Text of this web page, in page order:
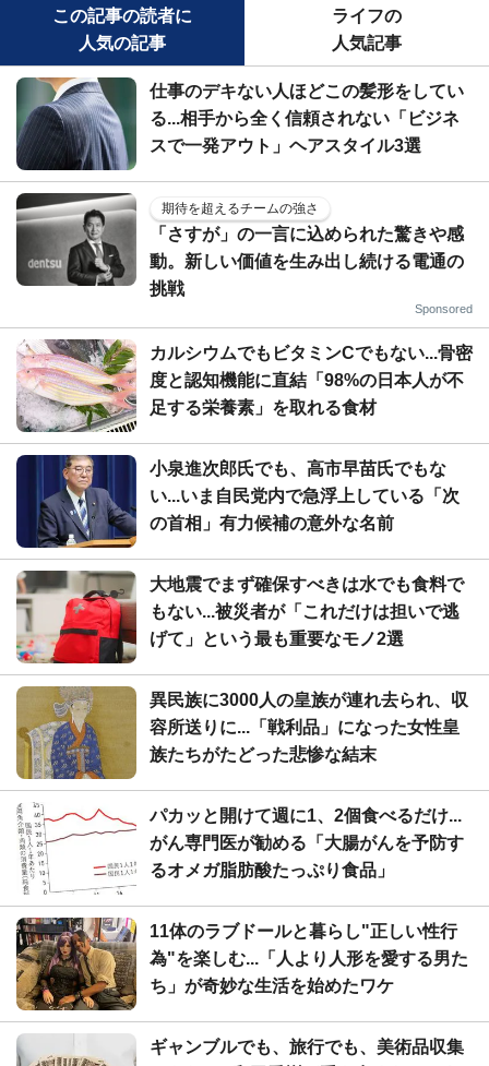
この記事の読者に
人気の記事
ライフの
人気記事
仕事のデキない人ほどこの髪形をしてい
る...相手から全く信頼されない「ビジネ
スで一発アウト」ヘアスタイル3選
期待を超えるチームの強さ
「さすが」の一言に込められた驚きや感
動。新しい価値を生み出し続ける電通の
挑戦
Sponsored
カルシウムでもビタミンCでもない...骨密
度と認知機能に直結「98%の日本人が不
足する栄養素」を取れる食材
小泉進次郎氏でも、高市早苗氏でもな
い...いま自民党内で急浮上している「次
の首相」有力候補の意外な名前
大地震でまず確保すべきは水でも食料で
もない...被災者が「これだけは担いで逃
げて」という最も重要なモノ2選
異民族に3000人の皇族が連れ去られ、収
容所送りに...「戦利品」になった女性皇
族たちがたどった悲惨な結末
パカッと開けて週に1、2個食べるだけ...
がん専門医が勧める「大腸がんを予防す
るオメガ脂肪酸たっぷり食品」
11体のラブドールと暮らし"正しい性行
為"を楽しむ...「人より人形を愛する男た
ち」が奇妙な生活を始めたワケ
ギャンブルでも、旅行でも、美術品収集